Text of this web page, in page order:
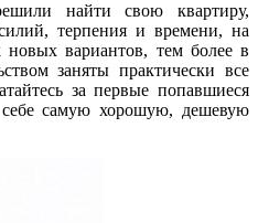
найти свою квартиру,
терпения и времени, на
вариантов, тем более в
заняты практически все
за первые попавшиеся
себе самую хорошую, дешевую